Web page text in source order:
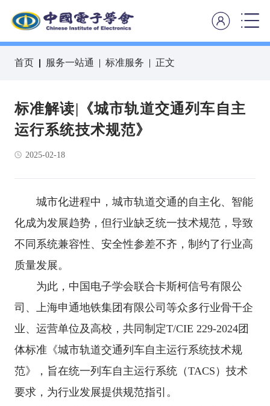
首页 服务一站通 标准服务 正文
标准解读|《城市轨道交通列车自主
运行系统技术规范》
2025-02-18
城市化进程中，城市轨道交通的自主化、智能
化成为发展趋势，但行业缺乏统一技术规范，导致
不同系统兼容性、安全性参差不齐，制约了行业高
质量发展。
为此，中国电子学会联合卡斯柯信号有限公
司、上海申通地铁集团有限公司等众多行业骨干企
业、运营单位及高校，共同制定T/CIE 229-2024团
体标准《城市轨道交通列车自主运行系统技术规
范》，旨在统一列车自主运行系统（TACS ）技术
要求，为行业发展提供规范指引。